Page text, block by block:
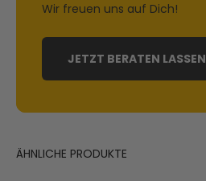
Wir freuen uns auf Dich!
JETZT BERATEN LASSEN